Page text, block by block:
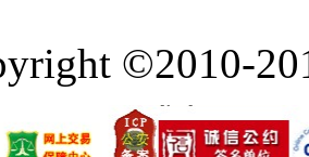
©2010-